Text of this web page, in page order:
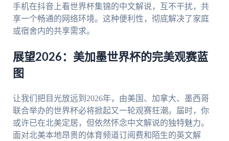
手机在抖音上看世界杯集锦的中文解说，互不干扰，共
享一个畅通的网络环境。这种便利性，彻底解决了家庭
或宿舍内的共享需求。
展望2026：美加墨世界杯的完美观赛蓝
图
让我们把目光放远到2026年，由美国、加拿大、墨西哥
联合举办的世界杯必将掀起又一轮观赛狂潮。届时，你
或许已在北美定居，但依然怀念中文解说的独特魅力。
面对北美本地昂贵的体育频道订阅费和陌生的英文解